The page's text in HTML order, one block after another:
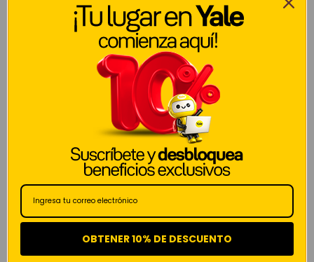
670, sin Botón”
Tu dirección de correo electrónico no será publicada.
campos obligatorios están marcados con *
Nombre*
Correo electrónico*
OBTENER 10% DE DESCUENTO